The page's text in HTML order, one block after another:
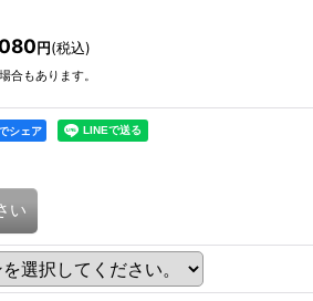
円(税込)
合もあります。
シェア
い